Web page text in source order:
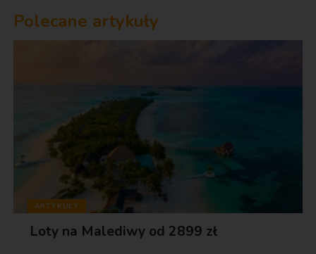
Polecane artykuły
ARTYKUŁY
Loty na Malediwy od 2899 zł